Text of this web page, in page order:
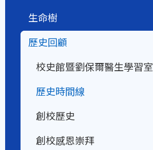
生命樹
歷史回顧
校史館暨劉保爾醫生學習室
歷史時間線
創校歷史
創校感恩崇拜